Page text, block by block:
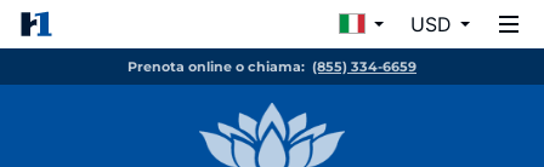
USD
Prenota online o chiama: (855) 334-6659